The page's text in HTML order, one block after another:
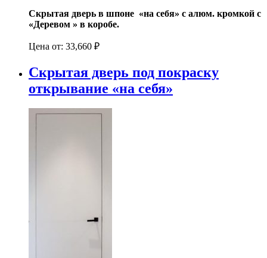
Скрытая дверь в шпоне «на себя» с алюм. кромкой с
«Деревом » в коробе.
Цена от: 33,660 ₽
Скрытая дверь под покраску
открывание «на себя»